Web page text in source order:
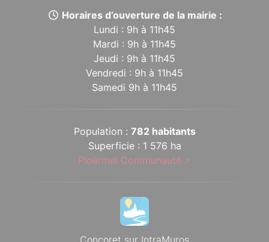
Horaires d’ouverture de la mairie :
Lundi : 9h à 11h45
Mardi : 9h à 11h45
Jeudi : 9h à 11h45
Vendredi : 9h à 11h45
Samedi 9h à 11h45
Population : 782 habitants
Superficie : 1 576 ha
Ploërmel Communauté